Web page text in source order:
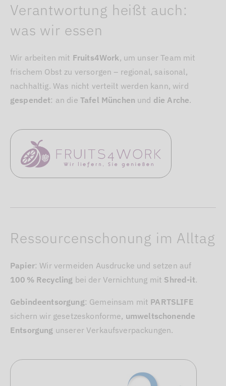
Verantwortung heißt auch:
was wir essen
Wir arbeiten mit Fruits4Work, um unser Team mit
frischem Obst zu versorgen – regional, saisonal,
nachhaltig. Was nicht verteilt werden kann, wird
gespendet: an die Tafel München und die Arche.
Ressourcenschonung im Alltag
Papier: Wir vermeiden Ausdrucke und setzen auf
100 % Recycling bei der Vernichtung mit Shred‑it.
Gebindeentsorgung: Gemeinsam mit PARTSLIFE
sichern wir gesetzeskonforme, umweltschonende
Entsorgung unserer Verkaufsverpackungen.